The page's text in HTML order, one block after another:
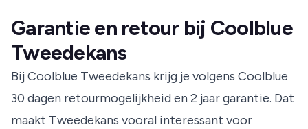
Garantie en retour bij Coolblue
Tweedekans
Bij Coolblue Tweedekans krijg je volgens Coolblue
30 dagen retourmogelijkheid en 2 jaar garantie. Dat
maakt Tweedekans vooral interessant voor